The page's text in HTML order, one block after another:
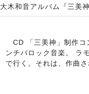
大木和音アルバム『三
CD 「三美神」制作
ンチバロック音楽。 ラ
で行く。それは、作曲